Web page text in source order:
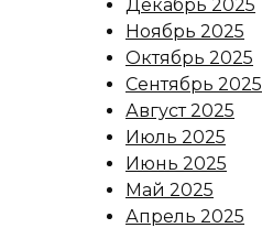
Декабрь 2025
Ноябрь 2025
Октябрь 2025
Сентябрь 2025
Август 2025
Июль 2025
Июнь 2025
Май 2025
Апрель 2025